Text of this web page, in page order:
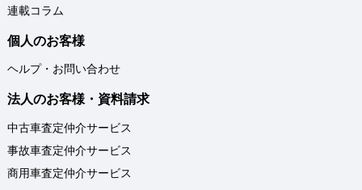
連載コラム
個人のお客様
ヘルプ・お問い合わせ
法人のお客様・資料請求
中古車査定仲介サービス
事故車査定仲介サービス
商用車査定仲介サービス